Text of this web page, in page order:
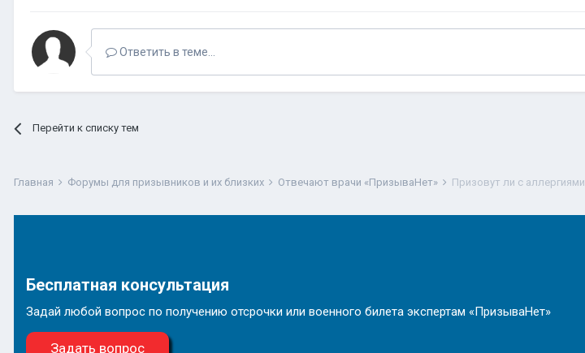
Ответить в теме...
Перейти к списку тем
Главная Форумы для призывников и их близких Отвечают врачи «ПризываНет» Призовут ли с аллергиями
Бесплатная консультация
Задай любой вопрос по получению отсрочки или военного билета экспертам «ПризываНет»
Задать вопрос